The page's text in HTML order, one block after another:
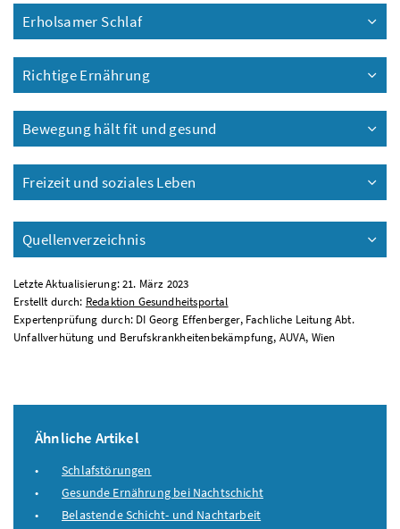
Erholsamer Schlaf
Richtige Ernährung
Bewegung hält fit und gesund
Freizeit und soziales Leben
Quellenverzeichnis
Letzte Aktualisierung: 21. März 2023
Erstellt durch: Redaktion Gesundheitsportal
Expertenprüfung durch: DI Georg Effenberger, Fachliche Leitung Abt.
Unfallverhütung und Berufskrankheitenbekämpfung, AUVA, Wien
Ähnliche Artikel
Schlafstörungen
Gesunde Ernährung bei Nachtschicht
Belastende Schicht- und Nachtarbeit